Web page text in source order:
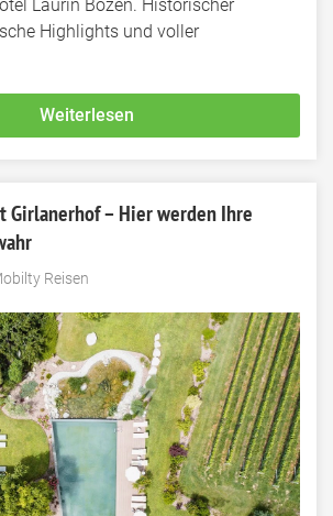
Laurin Bozen. Historischer
Highlights und voller
Weiterlesen
Girlanerhof – Hier werden Ihre
Reisen